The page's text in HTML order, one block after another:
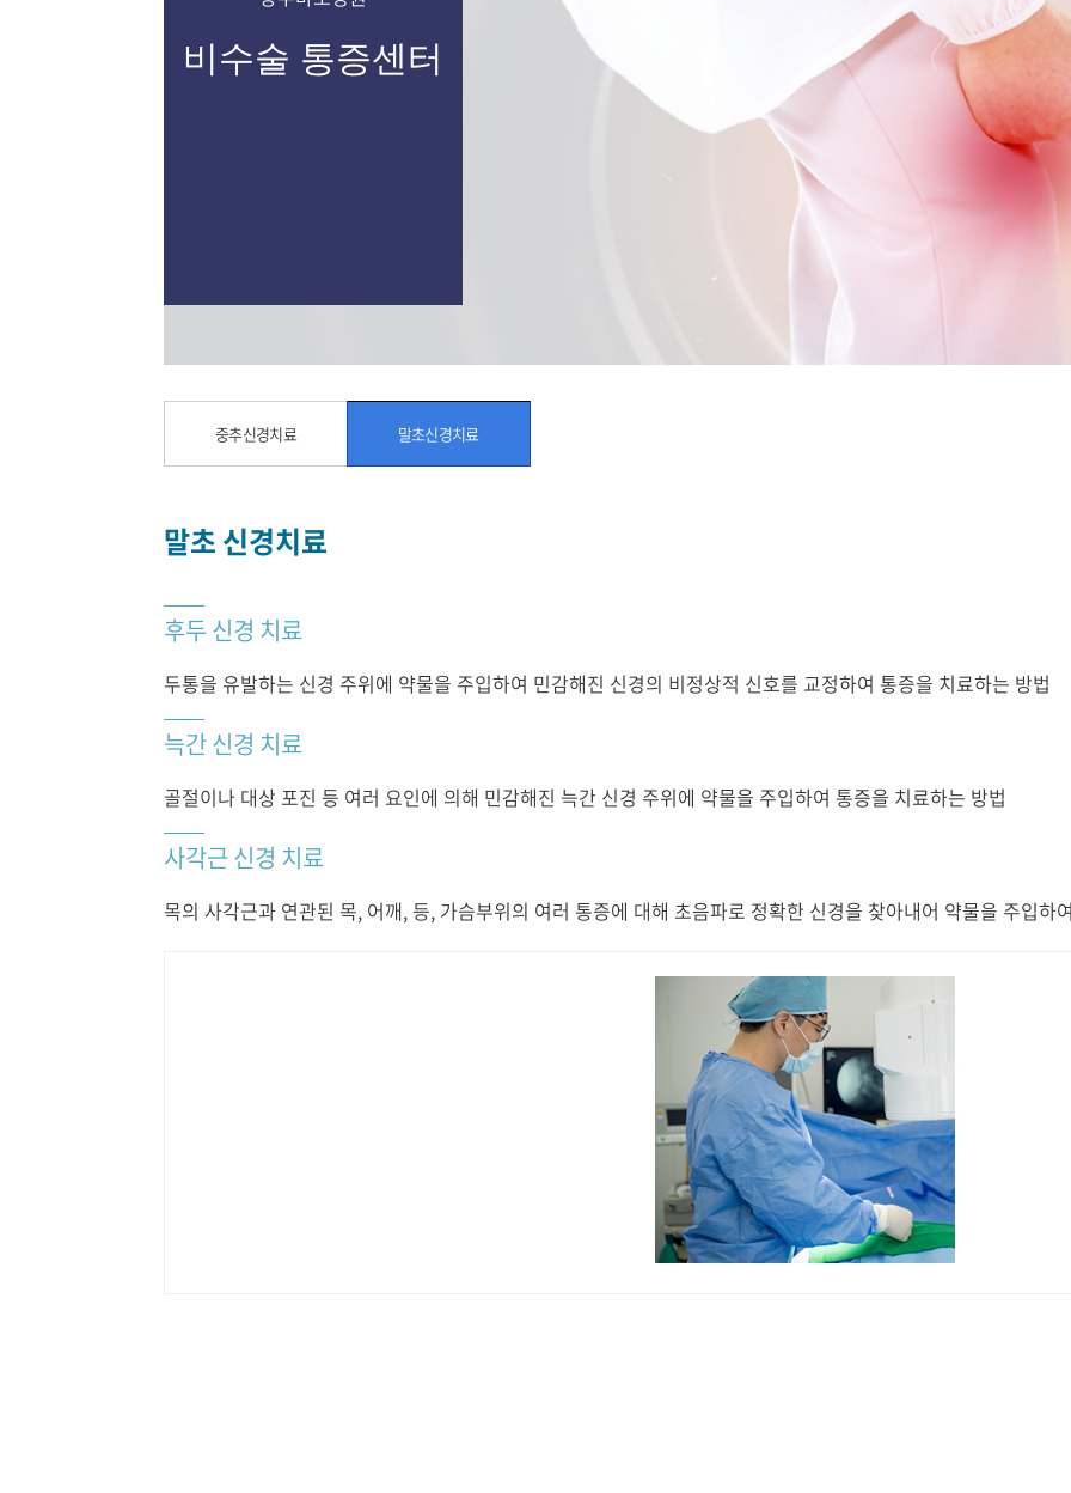
비수술 통증센터
중추신경치료 말초신경치료
말초 신경치료
후두 신경 치료
두통을 유발하는 신경 주위에 약물을 주입하여 민감해진 신경의 비정상적 신호를 교정하여 통증을 치료하는 방법
늑간 신경 치료
골절이나 대상 포진 등 여러 요인에 의해 민감해진 늑간 신경 주위에 약물을 주입하여 통증을 치료하는 방법
사각근 신경 치료
목의 사각근과 연관된 목, 어깨, 등, 가슴부위의 여러 통증에 대해 초음파로 정확한 신경을 찾아내어 약물을 주입하